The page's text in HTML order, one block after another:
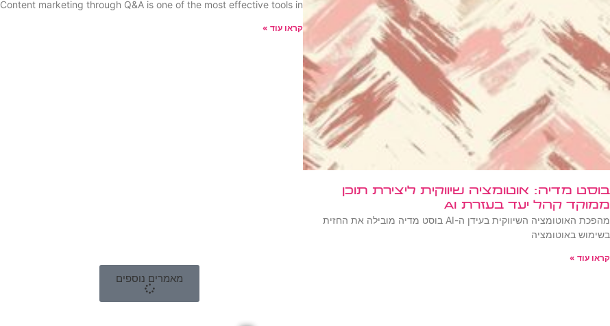
בוסט מדיה: אוטומציה שיווקית ליצירת תוכן
ממוקד קהל יעד בעזרת AI
מהפכת האוטומציה השיווקית בעידן ה-AI בוסט מדיה מובילה את החזית
בשימוש באוטומציה
קראו עוד »
Content marketing through Q&A is one of the most effective tools in
קראו עוד »
מאמרים נוספים